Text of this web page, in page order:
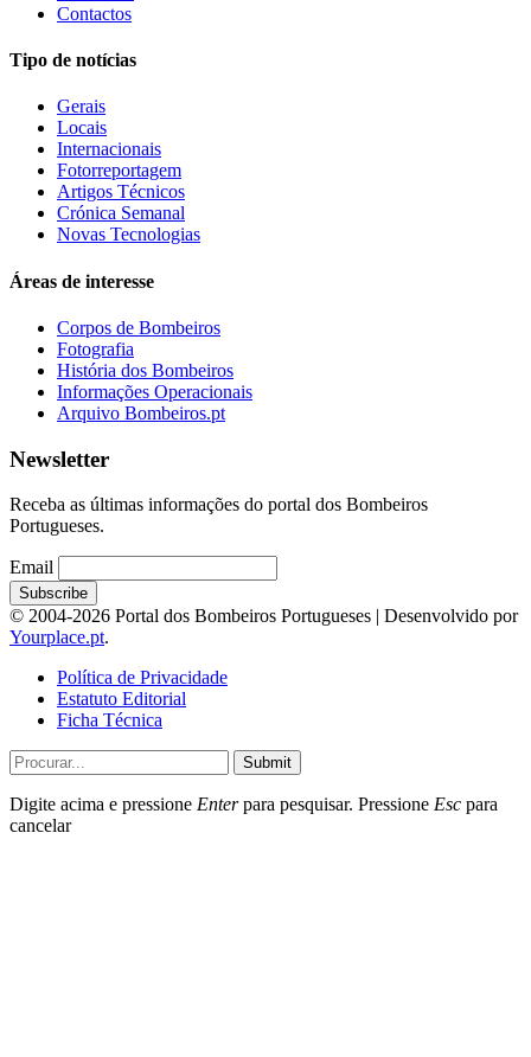
Contactos
Tipo de notícias
Gerais
Locais
Internacionais
Fotorreportagem
Artigos Técnicos
Crónica Semanal
Novas Tecnologias
Áreas de interesse
Corpos de Bombeiros
Fotografia
História dos Bombeiros
Informações Operacionais
Arquivo Bombeiros.pt
Newsletter
Receba as últimas informações do portal dos Bombeiros
Portugueses.
Email
© 2004-2026 Portal dos Bombeiros Portugueses | Desenvolvido por
Yourplace.pt.
Política de Privacidade
Estatuto Editorial
Ficha Técnica
Submit
Digite acima e pressione Enterpara pesquisar. Pressione Esc para
cancelar